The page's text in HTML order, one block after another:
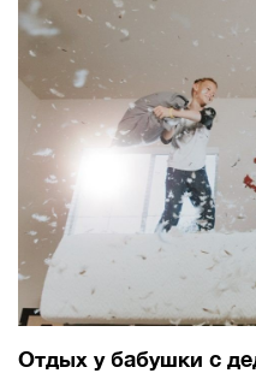
Отдых у бабушки с